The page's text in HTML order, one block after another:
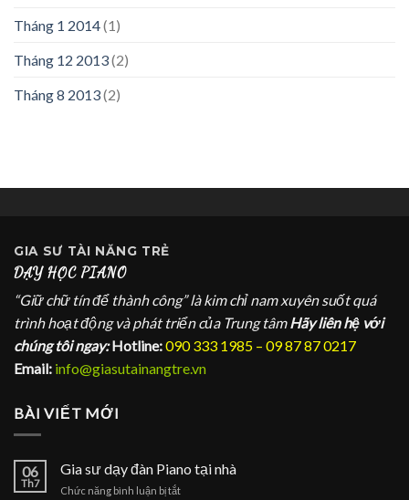
Tháng 1 2014(1)
Tháng 12 2013(2)
Tháng 8 2013(2)
GIA SƯ TÀI NĂNG TRẺ
DẠY HỌC PIANO
“Giữ chữ tín để thành công” là kim chỉ nam xuyên suốt quá
trình hoạt động và phát triển của Trung tâm Hãy liên hệ với
chúng tôi ngay: Hotline:090 333 1985 – 09 87 87 0217
Email: info@giasutainangtre.vn
BÀI VIẾT MỚI
06
Th7
Gia sư dạy đàn Piano tại nhà
Chức năng bình luận bị tắtở